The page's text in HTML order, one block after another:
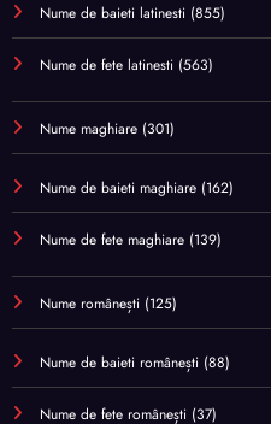
Nume de baieti latinesti (855)
Nume de fete latinesti (563)
Nume maghiare (301)
Nume de baieti maghiare (162)
Nume de fete maghiare (139)
Nume românești (125)
Nume de baieti românești (88)
Nume de fete românești (37)